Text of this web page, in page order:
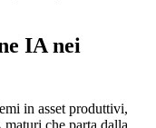
IA nei
in asset produttivi,
che parta dalla